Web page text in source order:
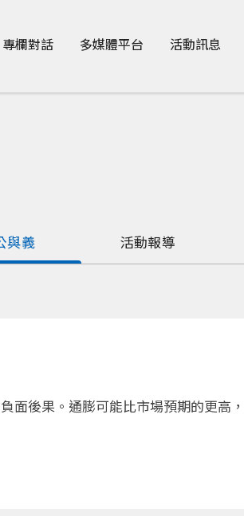
專欄對話 多媒體平台 活動訊息
與義 活動報導
面後果。通膨可能比市場預期的更高